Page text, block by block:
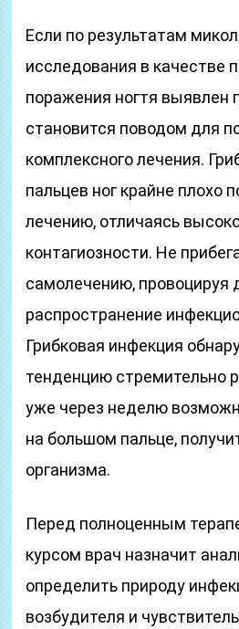
Если по результатам
исследования в качестве
поражения ногтя выявлен
становится поводом для
комплексного лечения.
пальцев ног крайне плохо
лечению, отличаясь
контагиозности. Не
самолечению, провоцируя
распространение
Грибковая инфекция
тенденцию стремительно
уже через неделю
на большом пальце,
организма.
Перед полноценным
курсом врач назначит
определить природу
возбудителя и